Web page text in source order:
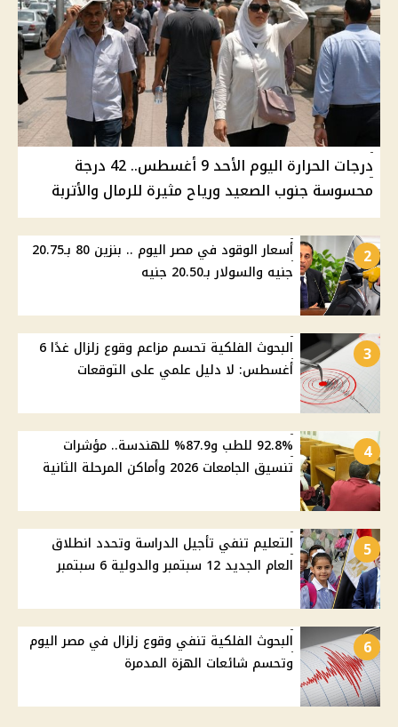
درجات الحرارة اليوم الأحد 9 أغسطس.. 42 درجة
محسوسة جنوب الصعيد ورياح مثيرة للرمال والأتربة
2
أسعار الوقود في مصر اليوم .. بنزين 80 بـ20.75
جنيه والسولار بـ20.50 جنيه
3
البحوث الفلكية تحسم مزاعم وقوع زلزال غدًا 6
أغسطس: لا دليل علمي على التوقعات
4
92.8% للطب و87.9% للهندسة.. مؤشرات
تنسيق الجامعات 2026 وأماكن المرحلة الثانية
5
التعليم تنفي تأجيل الدراسة وتحدد انطلاق
العام الجديد 12 سبتمبر والدولية 6 سبتمبر
6
البحوث الفلكية تنفي وقوع زلزال في مصر اليوم
وتحسم شائعات الهزة المدمرة